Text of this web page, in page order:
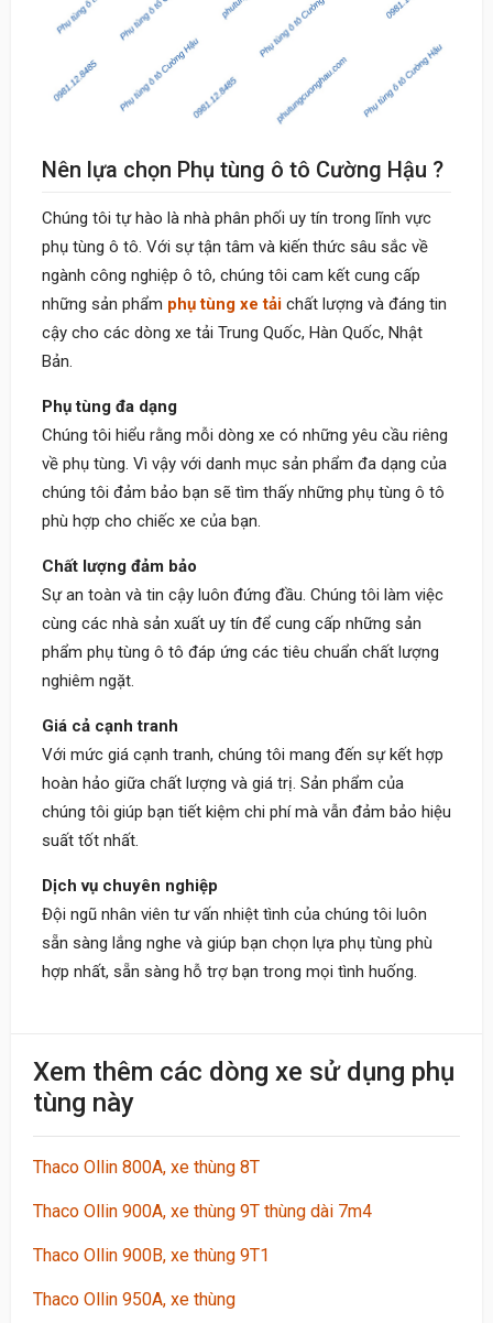
Nên lựa chọn Phụ tùng ô tô Cường Hậu ?
Chúng tôi tự hào là nhà phân phối uy tín trong lĩnh vực
phụ tùng ô tô. Với sự tận tâm và kiến thức sâu sắc về
ngành công nghiệp ô tô, chúng tôi cam kết cung cấp
những sản phẩm phụ tùng xe tải chất lượng và đáng tin
cậy cho các dòng xe tải Trung Quốc, Hàn Quốc, Nhật
Bản.
Phụ tùng đa dạng
Chúng tôi hiểu rằng mỗi dòng xe có những yêu cầu riêng
về phụ tùng. Vì vậy với danh mục sản phẩm đa dạng của
chúng tôi đảm bảo bạn sẽ tìm thấy những phụ tùng ô tô
phù hợp cho chiếc xe của bạn.
Chất lượng đảm bảo
Sự an toàn và tin cậy luôn đứng đầu. Chúng tôi làm việc
cùng các nhà sản xuất uy tín để cung cấp những sản
phẩm phụ tùng ô tô đáp ứng các tiêu chuẩn chất lượng
nghiêm ngặt.
Giá cả cạnh tranh
Với mức giá cạnh tranh, chúng tôi mang đến sự kết hợp
hoàn hảo giữa chất lượng và giá trị. Sản phẩm của
chúng tôi giúp bạn tiết kiệm chi phí mà vẫn đảm bảo hiệu
suất tốt nhất.
Dịch vụ chuyên nghiệp
Đội ngũ nhân viên tư vấn nhiệt tình của chúng tôi luôn
sẵn sàng lắng nghe và giúp bạn chọn lựa phụ tùng phù
hợp nhất, sẵn sàng hỗ trợ bạn trong mọi tình huống.
09:30 20/06/2023
Viết đánh giá
Điểm đánh giá
Xem thêm các dòng xe sử dụng phụ
tùng này
Thaco Ollin 800A, xe thùng 8T
Thaco Ollin 900A, xe thùng 9T thùng dài 7m4
Thaco Ollin 900B, xe thùng 9T1
Thaco Ollin 950A, xe thùng